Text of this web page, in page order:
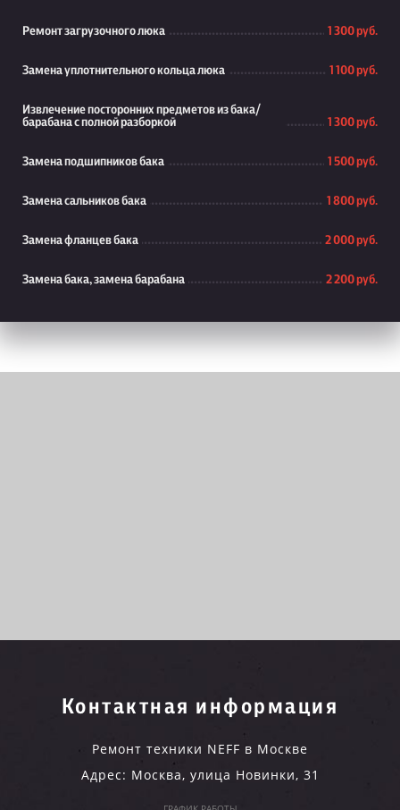
Ремонт загрузочного люка 1 300 руб.
Замена уплотнительного кольца люка 1 100 руб.
Извлечение посторонних предметов из бака/
барабана с полной разборкой
1 300 руб.
Замена подшипников бака 1 500 руб.
Замена сальников бака 1 800 руб.
Замена фланцев бака 2 000 руб.
Замена бака, замена барабана 2 200 руб.
Контактная информация
Ремонт техники NEFF в Москве
Адрес: Москва, улица Новинки, 31